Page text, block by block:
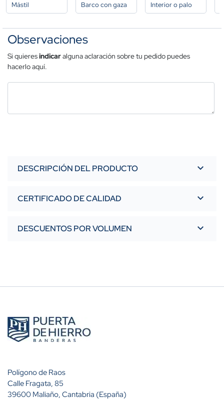
Mástil Barco con gaza Interior o palo
Observaciones
Si quieresindicaralguna aclaración sobre tu pedido puedes
hacerlo aquí.
DESCRIPCIÓN DEL PRODUCTO
CERTIFICADO DE CALIDAD
DESCUENTOS POR VOLUMEN
Polígono de Raos
Calle Fragata, 85
39600 Maliaño, Cantabria (España)